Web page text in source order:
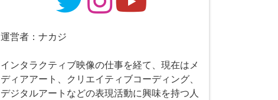
運営者：ナカジ
インタラクティブ映像の仕事を経て、現在はメ
ディアアート、クリエイティブコーディング、
デジタルアートなどの表現活動に興味を持つ人